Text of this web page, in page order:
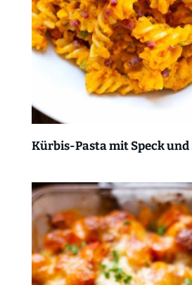
Kürbis-Pasta mit Speck und